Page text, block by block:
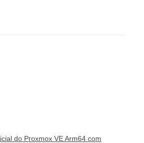
do Proxmox VE Arm64 com